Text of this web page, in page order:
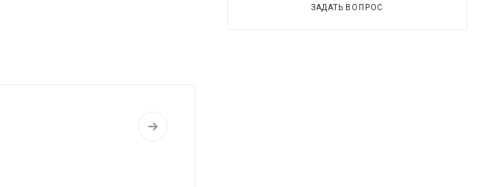
ЗАДАТЬ ВОПРОС